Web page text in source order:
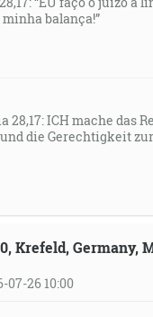
balança!”
28,17: ICH mache das
die Gerechtigkeit
Krefeld, Germany,
07-26 10:00